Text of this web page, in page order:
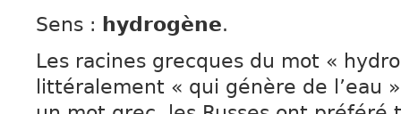
Sens : hydrogène.
Les racines grecques du mot «
littéralement « qui génère de l’eau